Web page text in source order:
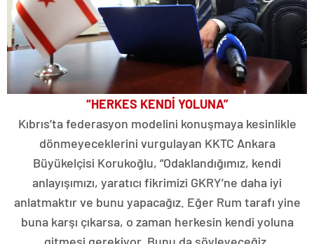
“HERKES KENDİ YOLUNA”
Kıbrıs’ta federasyon modelini konuşmaya kesinlikle
dönmeyeceklerini vurgulayan KKTC Ankara
Büyükelçisi Korukoğlu, “Odaklandığımız, kendi
anlayışımızı, yaratıcı fikrimizi GKRY’ne daha iyi
anlatmaktır ve bunu yapacağız. Eğer Rum tarafı yine
buna karşı çıkarsa, o zaman herkesin kendi yoluna